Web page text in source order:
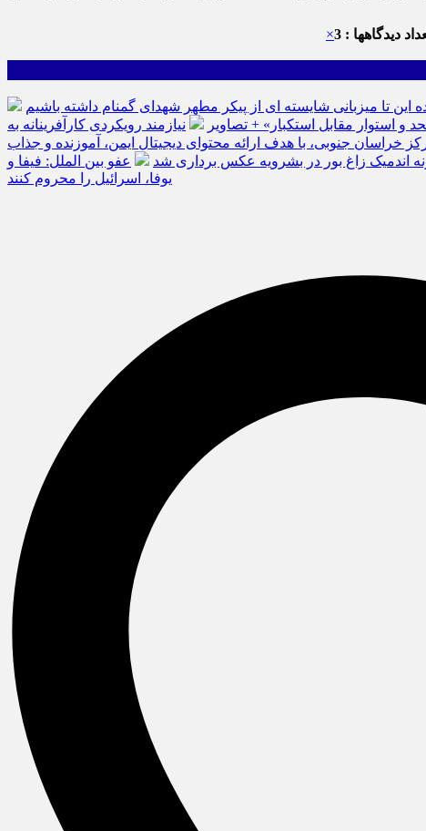
دیدگاهها : 3 ×
این تا میزبانی شایسته ای از پیکر مطهر شهدای گمنام داشته باشیم
نیازمند رویکردی کارآفرینانه به
جنوبی، با هدف ارائه محتوای دیجیتال ایمن، آموزنده و جذاب
اندمیک زاغ بور در بشرویه عکس برداری شد
عفو بین الملل: فیفا و
یوفا، اسرائیل را محروم کنند